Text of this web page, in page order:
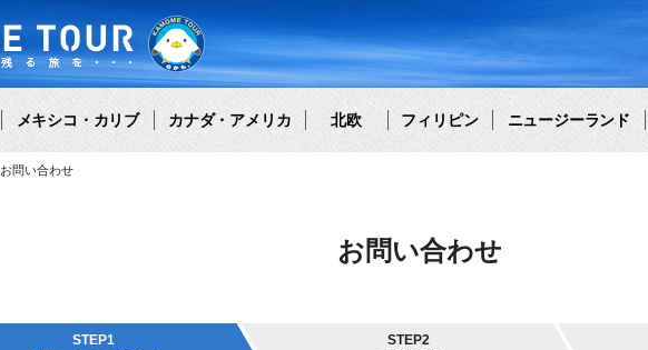
メキシコ・カリブ カナダ・アメリカ 北欧 フィリピン ニュージーランド
お問い合わせ
お問い合わせ
STEP1 STEP2